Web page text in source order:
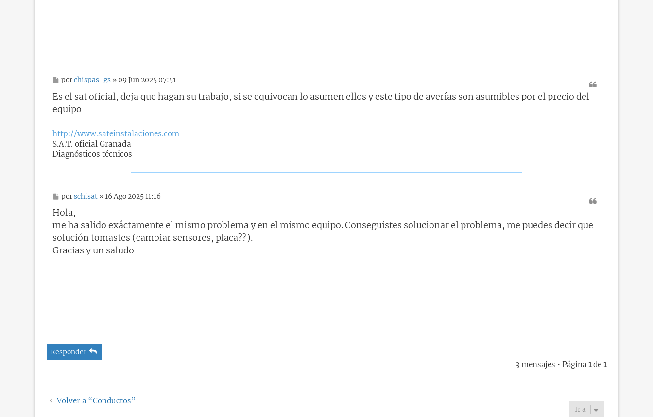
M
n
a
porchispas-gs » 09 Jun 2025 07:51
Es el sat oficial, deja que hagan su trabajo, si se equivocan lo asumen ellos y este tipo de averías son asumibles por el precio del
equipo
http://www.sateinstalaciones.com
S.A.T. oficial Granada
Diagnósticos técnicos
M
n
a
j
e
porschisat » 16 Ago 2025 11:16
Hola,
me ha salido exáctamente el mismo problema y en el mismo equipo. Conseguistes solucionar el problema, me puedes decir que
solución tomastes (cambiar sensores, placa??).
Gracias y un saludo
Responder
3 mensajes • Página 1de 1
Volver a “Conductos”
Ir a